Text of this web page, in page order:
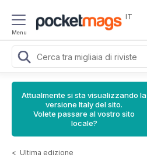
Menu
IT
Attualmente si sta visualizzando la
versione Italy del sito.
Volete passare al vostro sito
locale?
< Ultima edizione